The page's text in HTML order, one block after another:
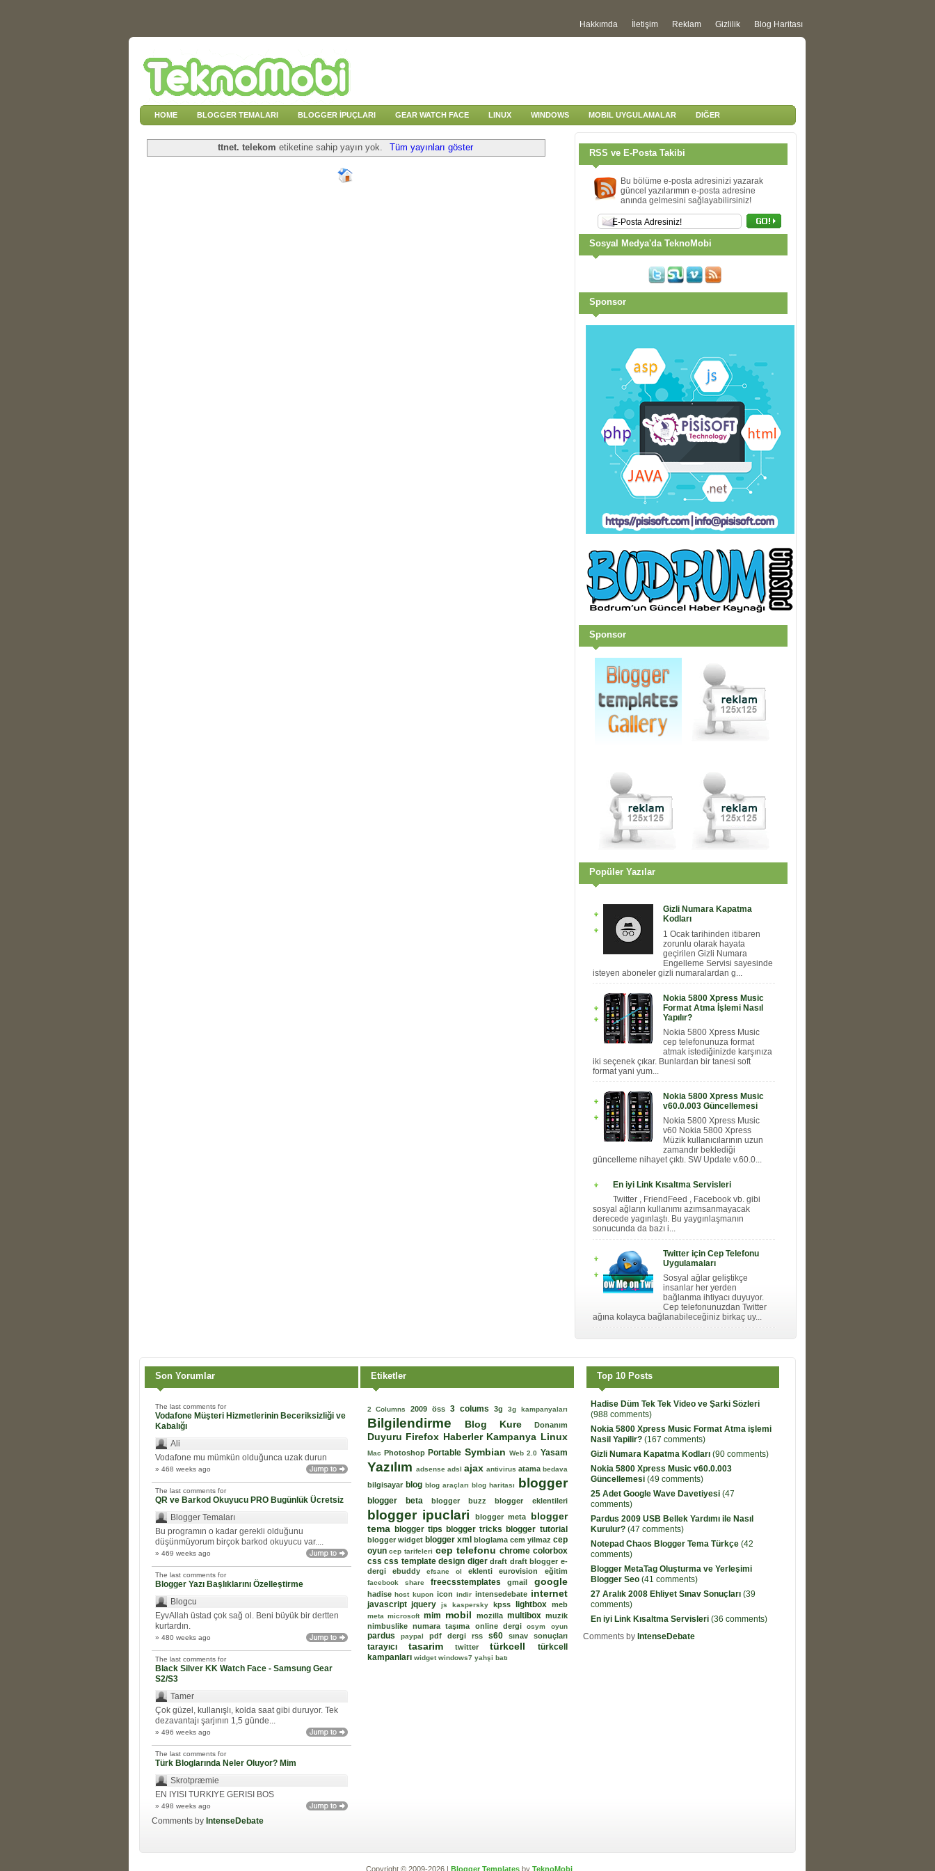
Hakkımda İletişim Reklam Gizlilik Blog Haritası
HOME BLOGGER TEMALARI BLOGGER İPUÇLARI GEAR WATCH FACE LINUX WINDOWS MOBIL UYGULAMALAR DIĞER
ttnet. telekom etiketine sahip yayın yok. Tüm yayınları göster
RSS ve E-Posta Takibi
Bu bölüme e-posta adresinizi yazarak
güncel yazılarımın e-posta adresine
anında gelmesini sağlayabilirsiniz!
Sosyal Medya'da TeknoMobi
Sponsor
Sponsor
Popüler Yazılar
Gizli Numara Kapatma
Kodları
1 Ocak tarihinden itibaren
zorunlu olarak hayata
geçirilen Gizli Numara
Engelleme Servisi sayesinde
isteyen aboneler gizli numaralardan g...
Nokia 5800 Xpress Music
Format Atma İşlemi Nasıl
Yapılır?
Nokia 5800 Xpress Music
cep telefonunuza format
atmak istediğinizde karşınıza
iki seçenek çıkar. Bunlardan bir tanesi soft
format yani yum...
Nokia 5800 Xpress Music
v60.0.003 Güncellemesi
Nokia 5800 Xpress Music
v60 Nokia 5800 Xpress
Müzik kullanıcılarının uzun
zamandır beklediği
güncelleme nihayet çıktı. SW Update v.60.0...
En iyi Link Kısaltma Servisleri
Twitter , FriendFeed , Facebook vb. gibi
sosyal ağların kullanımı azımsanmayacak
derecede yagınlaştı. Bu yaygınlaşmanın
sonucunda da bazı i...
Twitter için Cep Telefonu
Uygulamaları
Sosyal ağlar geliştikçe
insanlar her yerden
bağlanma ihtiyacı duyuyor.
Cep telefonunuzdan Twitter
ağına kolayca bağlanabileceğiniz birkaç uy...
Son Yorumlar
The last comments for
Vodafone Müşteri Hizmetlerinin Beceriksizliği ve
Kabalığı
Ali
Vodafone mu mümkün olduğunca uzak durun
» 468 weeks ago
The last comments for
QR ve Barkod Okuyucu PRO Bugünlük Ücretsiz
Blogger Temaları
Bu programın o kadar gerekli olduğunu
düşünmüyorum birçok barkod okuyucu var....
» 469 weeks ago
The last comments for
Blogger Yazı Başlıklarını Özelleştirme
Blogcu
EyvAllah üstad çok sağ ol. Beni büyük bir dertten
kurtardın.
» 480 weeks ago
The last comments for
Black Silver KK Watch Face - Samsung Gear
S2/S3
Tamer
Çok güzel, kullanışlı, kolda saat gibi duruyor. Tek
dezavantajı şarjının 1,5 günde...
» 496 weeks ago
The last comments for
Türk Bloglarında Neler Oluyor? Mim
Skrotpræmie
EN IYISI TURKIYE GERISI BOS
» 498 weeks ago
Comments by IntenseDebate
Etiketler
2 Columns2009 öss 3 colums 3g 3g kampanyaları
Bilgilendirme Blog Kure Donanım
Duyuru Firefox Haberler Kampanya Linux
Mac Photoshop Portable Symbian Web 2.0 Yasam
Yazılım adsense adsl ajax antivirus atama bedava
bilgisayar blog blog araçlarıblog haritası blogger
blogger beta blogger buzzblogger eklentileri
blogger ipuclari blogger meta
blogger
tema blogger tipsblogger tricksblogger tutorial
blogger widget blogger xml bloglama cem yilmaz cep
oyuncep tarifelericep telefonu chrome colorbox
css css template design diger draft draft blogger e-
dergi ebuddy efsane oleklentieurovision eğitim
facebook share freecsstemplatesgmail google
hadisehost kuponicon indir intensedebate internet
javascriptjqueryjskaspersky kpss lightbox meb
metamicrosoftmim mobil mozilla multibox muzik
nimbuslike numara taşıma online dergiosym oyun
pardus paypal pdf dergi rss s60 sınav sonuçları
tarayıcı tasarim twittertürkcell
türkcell
kampanları widgetwindows7 yahşi batı
Top 10 Posts
Hadise Düm Tek Tek Video ve Şarki Sözleri
(988 comments)
Nokia 5800 Xpress Music Format Atma işlemi
Nasil Yapilir?(167 comments)
Gizli Numara Kapatma Kodları(90 comments)
Nokia 5800 Xpress Music v60.0.003
Güncellemesi(49 comments)
25 Adet Google Wave Davetiyesi(47
comments)
Pardus 2009 USB Bellek Yardımı ile Nasıl
Kurulur?(47 comments)
Notepad Chaos Blogger Tema Türkçe(42
comments)
Blogger MetaTag Oluşturma ve Yerleşimi
Blogger Seo(41 comments)
27 Aralık 2008 Ehliyet Sınav Sonuçları(39
comments)
En iyi Link Kısaltma Servisleri(36 comments)
Comments by IntenseDebate
Copyright © 2009-2026 | Blogger Templates by TeknoMobi